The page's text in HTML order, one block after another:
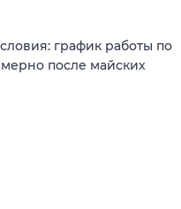
график работы по
после майских